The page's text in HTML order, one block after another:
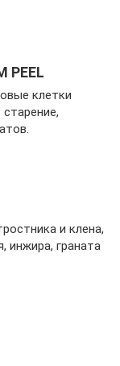
PEEL
клетки
и клена,
инжира, граната